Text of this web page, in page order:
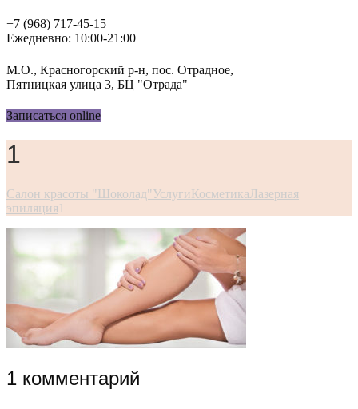
+7 (968) 717-45-15
Ежедневно: 10:00-21:00
М.О., Красногорский р-н, пос. Отрадное,
Пятницкая улица 3, БЦ "Отрада"
Записаться online
1
Салон красоты "Шоколад"УслугиКосметикаЛазерная
эпиляция 1
1 комментарий